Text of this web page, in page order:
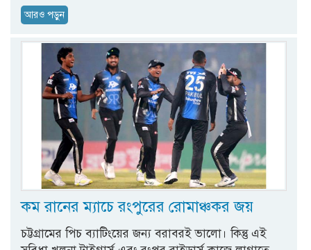
আরও পড়ুন
কম রানের ম্যাচে রংপুরের রোমাঞ্চকর জয়
চট্টগ্রামের পিচ ব্যাটিংয়ের জন্য বরাবরই ভালো। কিন্তু এই